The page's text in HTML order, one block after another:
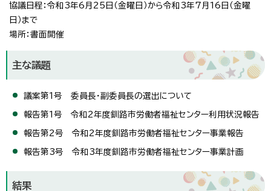
協議日程：令和3年6月25日（金曜日）から令和3年7月16日（金曜
日）まで
場所：書面開催
主な議題
議案第1号 委員長・副委員長の選出について
報告第1号 令和2年度釧路市労働者福祉センター利用状況報告
報告第2号 令和2年度釧路市労働者福祉センター事業報告
報告第3号 令和3年度釧路市労働者福祉センター事業計画
結果